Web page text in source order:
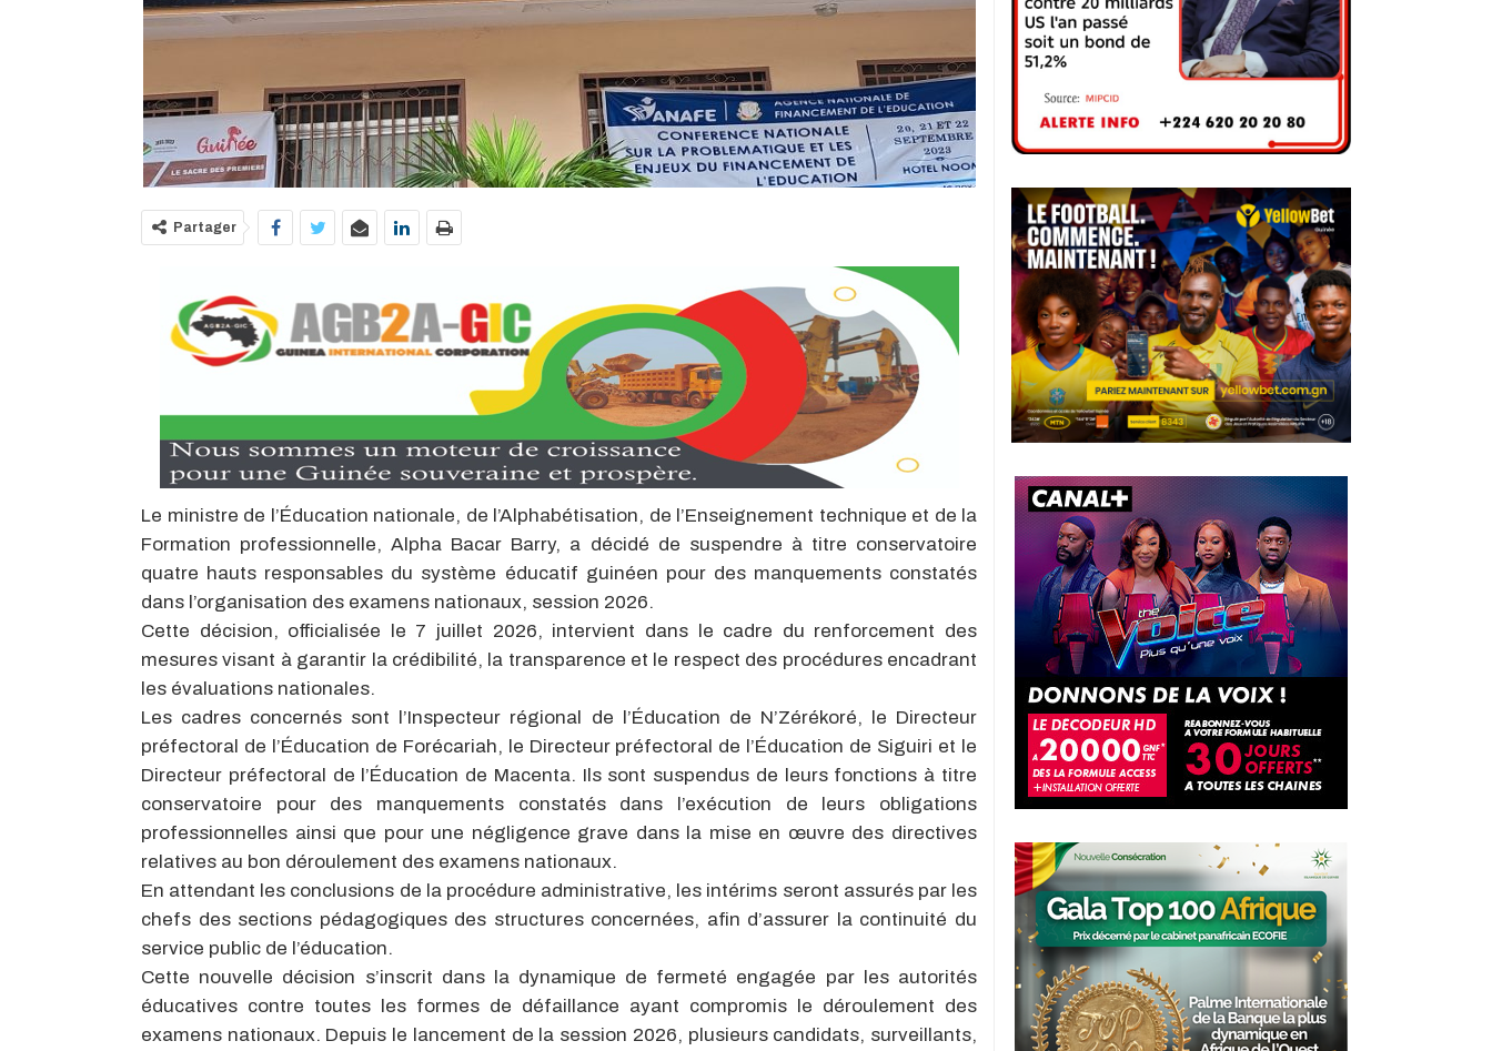
Partager
Le ministre de l’Éducation nationale, de l’Alphabétisation, de l’Enseignement technique et de la
Formation professionnelle, Alpha Bacar Barry, a décidé de suspendre à titre conservatoire
quatre hauts responsables du système éducatif guinéen pour des manquements constatés
dans l’organisation des examens nationaux, session 2026.
Cette décision, officialisée le 7 juillet 2026, intervient dans le cadre du renforcement des
mesures visant à garantir la crédibilité, la transparence et le respect des procédures encadrant
les évaluations nationales.
Les cadres concernés sont l’Inspecteur régional de l’Éducation de N’Zérékoré, le Directeur
préfectoral de l’Éducation de Forécariah, le Directeur préfectoral de l’Éducation de Siguiri et le
Directeur préfectoral de l’Éducation de Macenta. Ils sont suspendus de leurs fonctions à titre
conservatoire pour des manquements constatés dans l’exécution de leurs obligations
professionnelles ainsi que pour une négligence grave dans la mise en œuvre des directives
relatives au bon déroulement des examens nationaux.
En attendant les conclusions de la procédure administrative, les intérims seront assurés par les
chefs des sections pédagogiques des structures concernées, afin d’assurer la continuité du
service public de l’éducation.
Cette nouvelle décision s’inscrit dans la dynamique de fermeté engagée par les autorités
éducatives contre toutes les formes de défaillance ayant compromis le déroulement des
examens nationaux. Depuis le lancement de la session 2026, plusieurs candidats, surveillants,